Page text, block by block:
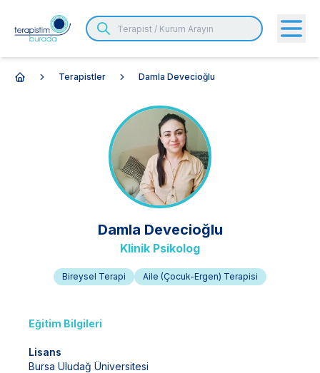
Terapistler Damla Devecioğlu
Damla Devecioğlu
Klinik Psikolog
Bireysel Terapi Aile (Çocuk-Ergen) Terapisi
Eğitim Bilgileri
Lisans
Bursa Uludağ Üniversitesi